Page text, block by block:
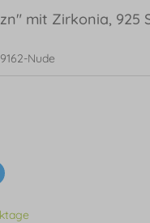
mit Zirkonia, 925
Nude